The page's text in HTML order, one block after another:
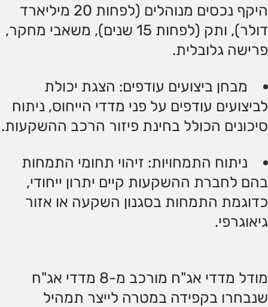
היקף נכסים מנוהלים (לפחות 20 מיליארד
דולר), ותק (לפחות 15 שנים), משאבי מחקר,
פרישה גלובלית.
מבחן ביצועים עודפים: הצגת יכולת
לביצועים עודפים על פני מדדי הייחוס, ניתוח
סיכונים הכולל בחינת פיזור הרכב ההשקעות.
ניתוח התמחויות: זיהוי תחומי התמחות
בהם לחברת ההשקעות קיים יתרון ייחודי,
כדוגמת התמחות בסגנון השקעה או אזור
גיאוגרפי.
מודל מדדי אג"ח מורכב מ-8 מדדי אג"ח
שנבחרו בקפידה במטרה לייצר תמהיל